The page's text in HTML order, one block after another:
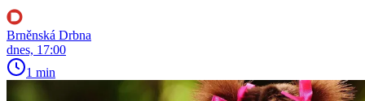
Brněnská Drbna
dnes, 17:00
1 min